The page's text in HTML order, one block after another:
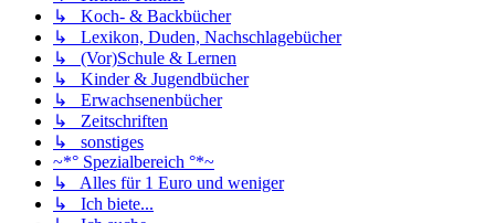
↳ Koch- & Backbücher
↳ Lexikon, Duden, Nachschlagebücher
↳ (Vor)Schule & Lernen
↳ Kinder & Jugendbücher
↳ Erwachsenenbücher
↳ Zeitschriften
↳ sonstiges
~*° Spezialbereich °*~
↳ Alles für 1 Euro und weniger
↳ Ich biete...